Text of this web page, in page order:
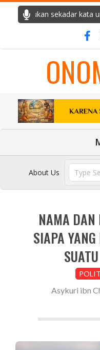
Ia bukan sekadar kata
About Us
NAMA
SIAPA
Asykuri ibn